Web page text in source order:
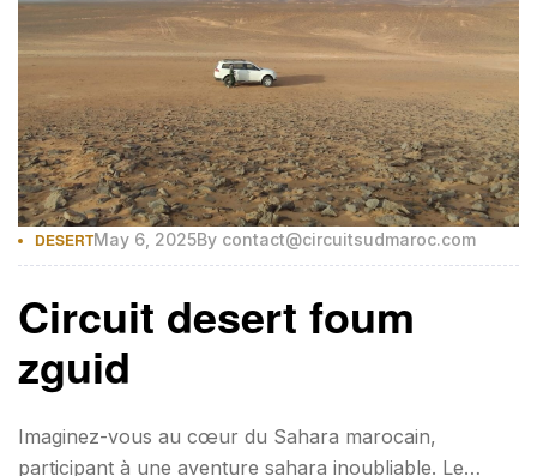
DESERTMay 6, 2025By contact@circuitsudmaroc.com
Circuit desert foum
zguid
Imaginez-vous au cœur du Sahara marocain,
participant à une aventure sahara inoubliable. Le